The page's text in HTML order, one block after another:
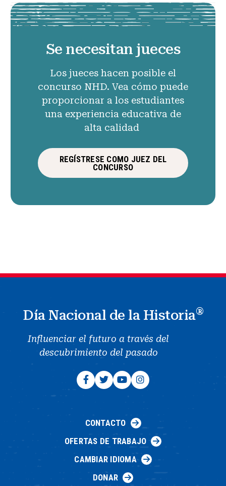
Se necesitan jueces
Los jueces hacen posible el
concurso NHD. Vea cómo puede
proporcionar a los estudiantes
una experiencia educativa de
alta calidad
REGÍSTRESE COMO JUEZ DEL
CONCURSO
Día Nacional de la Historia®
Influenciar el futuro a través del
descubrimiento del pasado
CONTACTO
OFERTAS DE TRABAJO
CAMBIAR IDIOMA
DONAR